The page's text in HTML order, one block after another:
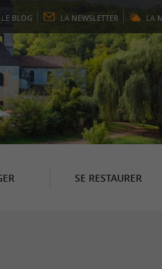
LE BLOG LA NEWSLETTER LA
SE RESTAURER